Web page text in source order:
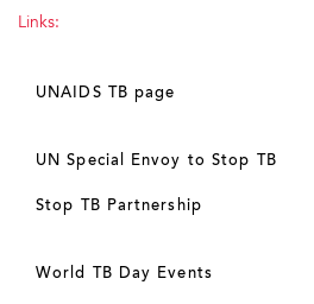
Links:
UNAIDS TB page
UN Special Envoy to Stop TB
Stop TB Partnership
World TB Day Events